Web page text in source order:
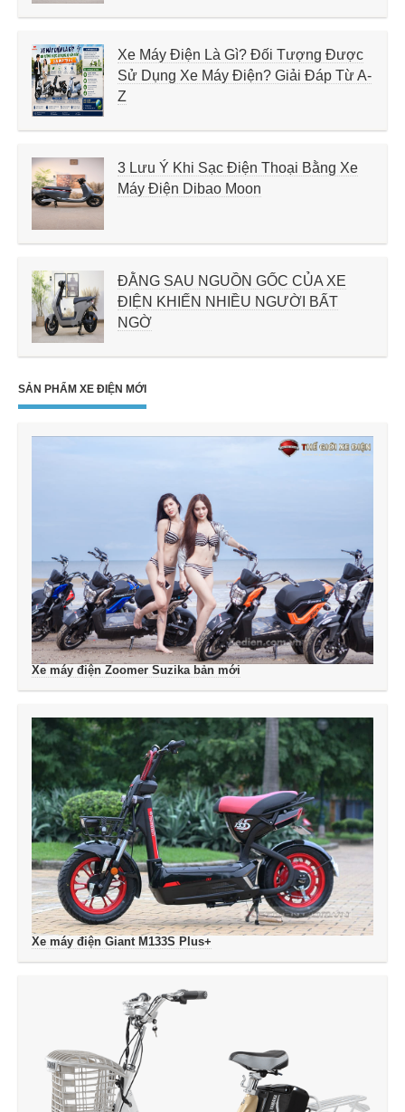
Xe Máy Điện Là Gì? Đối Tượng Được
Sử Dụng Xe Máy Điện? Giải Đáp Từ A-
Z
3 Lưu Ý Khi Sạc Điện Thoại Bằng Xe
Máy Điện Dibao Moon
ĐẰNG SAU NGUỒN GỐC CỦA XE
ĐIỆN KHIẾN NHIỀU NGƯỜI BẤT
NGỜ
SẢN PHẨM XE ĐIỆN MỚI
Xe máy điện Zoomer Suzika bản mới
Xe máy điện Giant M133S Plus+